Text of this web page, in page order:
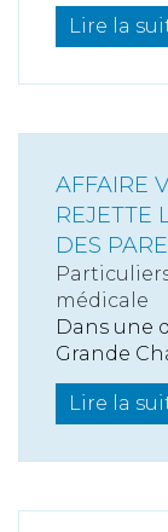
Lire la
AFFAIRE
REJETTE
DES
médicale
Dans une
Grande
Lire la